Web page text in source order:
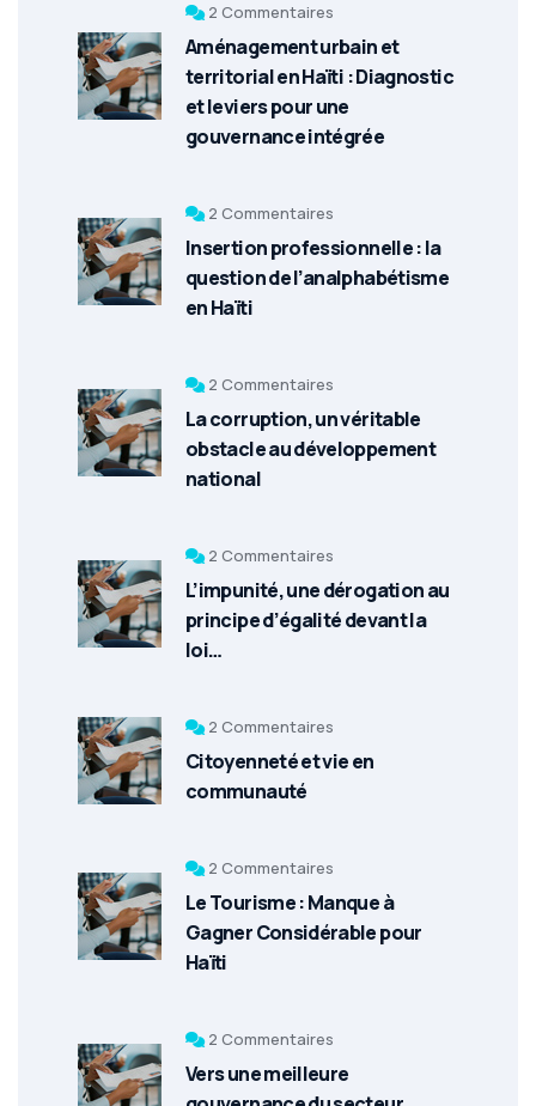
2 Commentaires
Aménagement urbain et
territorial en Haïti : Diagnostic
et leviers pour une
gouvernance intégrée
2 Commentaires
Insertion professionnelle : la
question de l’analphabétisme
en Haïti
2 Commentaires
La corruption, un véritable
obstacle au développement
national
2 Commentaires
L’impunité, une dérogation au
principe d’égalité devant la
loi…
2 Commentaires
Citoyenneté et vie en
communauté
2 Commentaires
Le Tourisme : Manque à
Gagner Considérable pour
Haïti
2 Commentaires
Vers une meilleure